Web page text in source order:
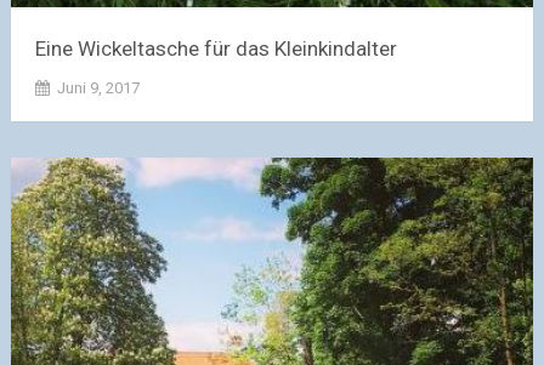
Eine Wickeltasche für das Kleinkindalter
Juni 9, 2017